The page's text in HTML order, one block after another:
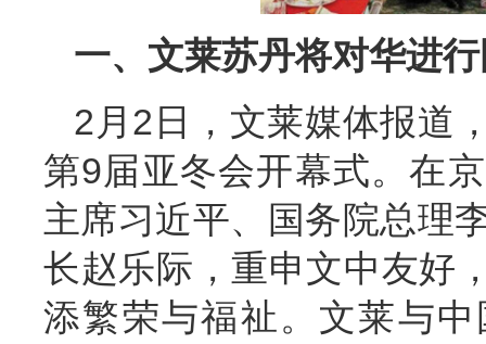
一、文莱苏丹将对华进
2月2日，文莱媒体报道
第9届亚冬会开幕式。在
主席习近平、国务院总理
长赵乐际，重申文中友好
添繁荣与福祉。文莱与